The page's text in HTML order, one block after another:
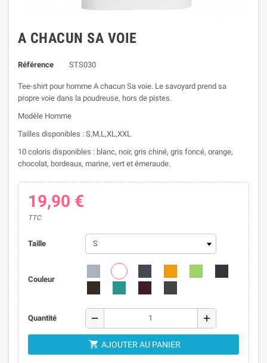
A CHACUN SA VOIE
Référence STS030
Tee-shirt pour homme A chacun Sa voie. Le savoyard prend sa
propre voie dans la poudreuse, hors de pistes.
Modèle Homme
Tailles disponibles : S,M,L,XL,XXL
10 coloris disponibles : blanc, noir, gris chiné, gris foncé, orange,
chocolat, bordeaux, marine, vert et émeraude.
19,90 €
TTC
Taille
Couleur
Quantité remove add
 AJOUTER AU PANIER